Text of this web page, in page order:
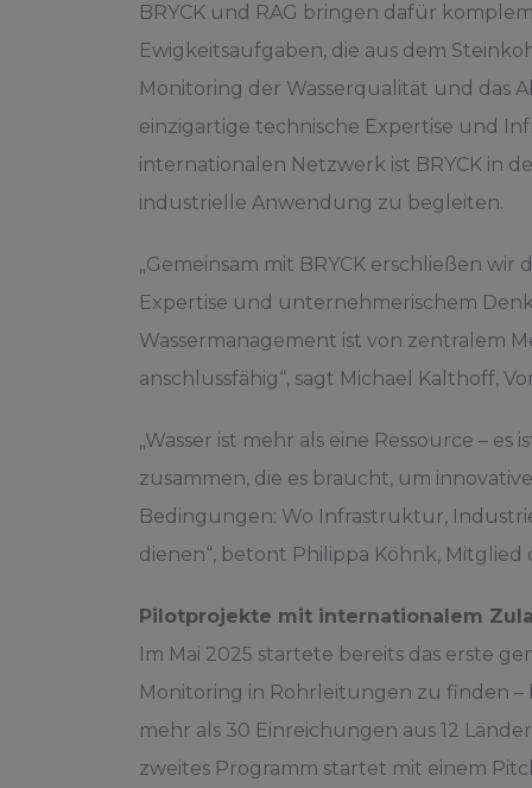
BRYCK und RAG bringen dafür
Ewigkeitsaufgaben, die aus dem
Monitoring der Wasserqualität und das
einzigartige technische Expertise und
internationalen Netzwerk ist BRYCK in
industrielle Anwendung zu begleiten.
„Gemeinsam mit BRYCK erschließen
Expertise und unternehmerischem
Wassermanagement ist von zentralem
anschlussfähig“, sagt Michael Kalthoff,
„Wasser ist mehr als eine Ressource –
zusammen, die es braucht, um
Bedingungen: Wo Infrastruktur,
dienen“, betont Philippa Köhnk, Mitglied
Pilotprojekte mit internationalem
Im Mai 2025 startete bereits das erste
Monitoring in Rohrleitungen zu finden
mehr als 30 Einreichungen aus 12
zweites Programm startet mit einem